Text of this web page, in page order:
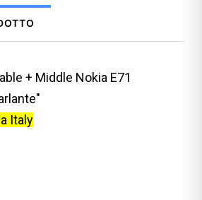
+ Middle Nokia E71
Italy